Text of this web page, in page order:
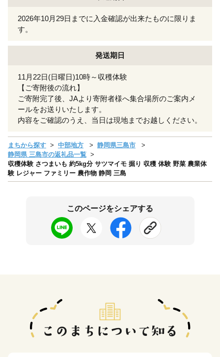
2026年10月29日までに入金確認が出来たものに限りま
す。
発送期日
11月22日(日曜日)10時～収穫体験
【ご寄附後の流れ】
ご寄附完了後、JAより寄附者様へ集合場所のご案内メ
ールをお送りいたします。
内容をご確認のうえ、当日は現地までお越しください。
まちから探す 中部地方
静岡県三島市
静岡県 三島市の返礼品一覧
収穫体験 さつまいも 約5kg分 サツマイモ 掘り 収穫 体験 野菜 農業体
験 レジャー ファミリー 農作物 静岡 三島
このページをシェアする